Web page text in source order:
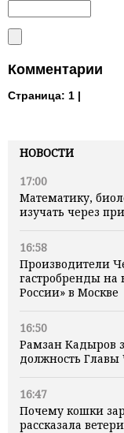
НОВОСТИ
17:00
Математику,
изучать через
16:58
Производители
гастробренды
России» в Москве
16:50
Рамзан Кадыров
должность Главы
16:47
Почему кошки
рассказала
Комментарии
Страница: 1 |